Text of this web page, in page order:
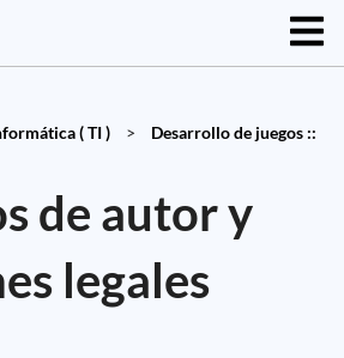
( TI ) > Desarrollo de juegos ::
de autor y
legales